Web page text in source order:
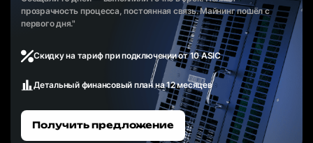
прозрачность процесса, постоянная связь. Майнинг пошёл с
первого дня."
Скидку на тариф при подключении от 10 ASIC
Детальный финансовый план на 12 месяцев
Получить предложение